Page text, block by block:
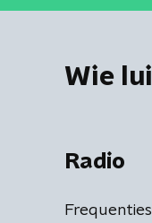
Wie
Radio
Frequenties